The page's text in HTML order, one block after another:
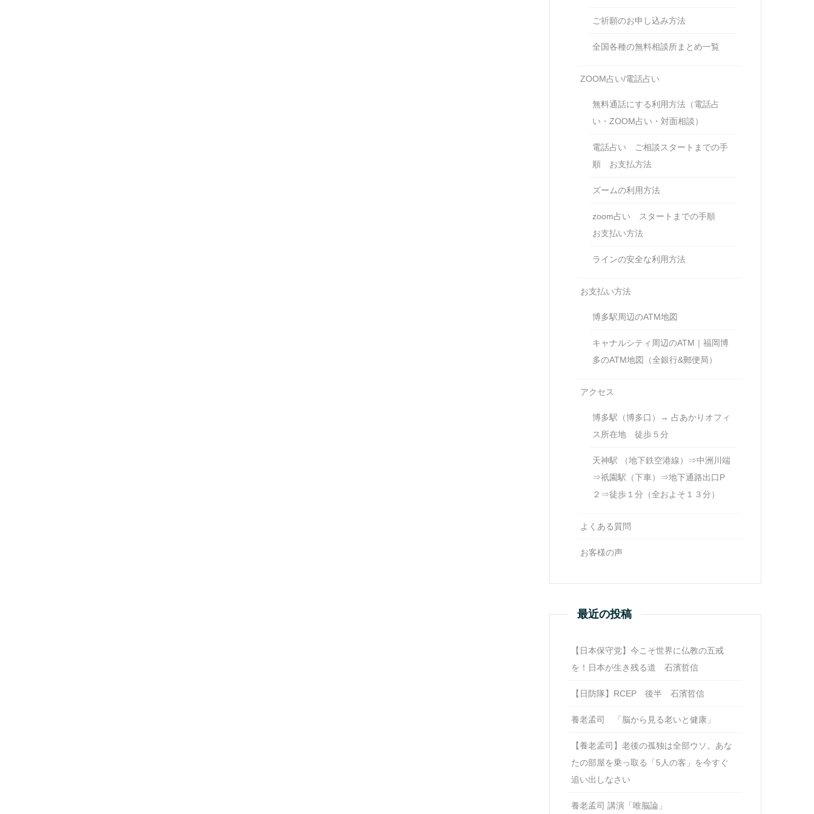
ご祈願のお申し込み方法
全国各種の無料相談所まとめ一覧
ZOOM占い/電話占い
無料通話にする利用方法（電話占
い・ZOOM占い・対面相談）
電話占い ご相談スタートまでの手
順 お支払方法
ズームの利用方法
zoom占い スタートまでの手順
お支払い方法
ラインの安全な利用方法
お支払い方法
博多駅周辺のATM地図
キャナルシティ周辺のATM｜福岡博
多のATM地図（全銀行&郵便局）
アクセス
博多駅（博多口）→ 占あかりオフィ
ス所在地 徒歩５分
天神駅 （地下鉄空港線）⇒中洲川端
⇒祇園駅（下車）⇒地下通路出口P
２⇒徒歩１分（全およそ１３分）
よくある質問
お客様の声
最近の投稿
【日本保守党】今こそ世界に仏教の五戒
を！日本が生き残る道 石濱哲信
【日防隊】RCEP 後半 石濱哲信
養老孟司 「脳から見る老いと健康」
【養老孟司】老後の孤独は全部ウソ。あな
たの部屋を乗っ取る「5人の客」を今すぐ
追い出しなさい
養老孟司 講演「唯脳論」